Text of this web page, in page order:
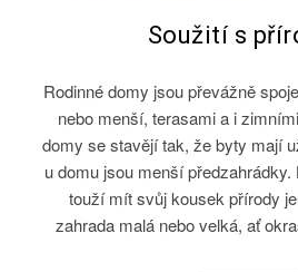
Soužití s
Rodinné domy jsou převážně
nebo menší, terasami a i
domy se stavějí tak, že byty mají
u domu jsou menší
touží mít svůj kousek přírody
zahrada malá nebo velká, ať